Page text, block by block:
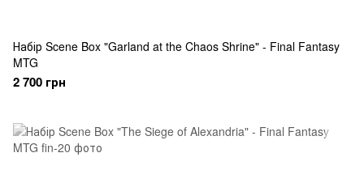
Набір Scene Box "Garland at the Chaos Shrine" - Final Fantasy
MTG
2 700 грн